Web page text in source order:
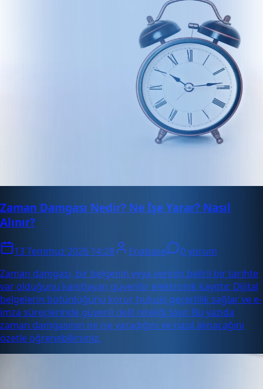
Zaman Damgası Nedir? Ne İşe Yarar? Nasıl
Alınır?
13 Temmuz 2026 14:28 Enabase
0 yorum
Zaman damgası, bir belgenin veya verinin belirli bir tarihte
var olduğunu kanıtlayan güvenilir elektronik kayıttır. Dijital
belgelerin bütünlüğünü korur, hukuki geçerlilik sağlar ve e-
imza süreçlerinde güvenli delil niteliği taşır. Bu yazıda
zaman damgasının ne işe yaradığını ve nasıl alınacağını
özetle öğrenebilirsiniz.